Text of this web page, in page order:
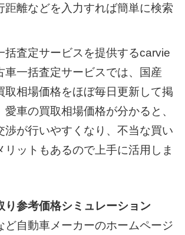
距離などを入力すれば簡単に検索
括査定サービスを提供するcarvie
車一括査定サービスでは、国産
取相場価格をほぼ毎日更新して掲
車の買取相場価格が分かると、
渉が行いやすくなり、不当な買い
リットもあるので上手に活用しま
り参考価格シミュレーション
ど自動車メーカーのホームページ